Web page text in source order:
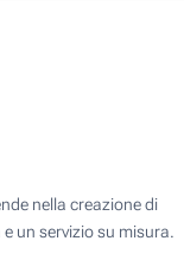
nella creazione di
un servizio su misura.